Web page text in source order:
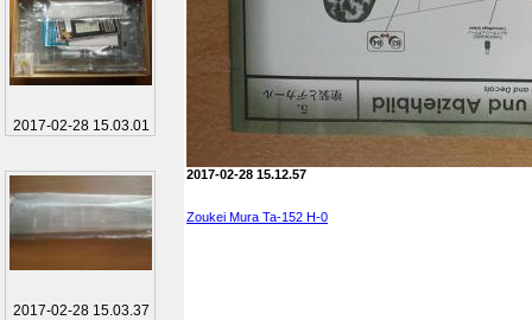
2017-02-28 15.12.57
Zoukei Mura Ta-152 H-0
2017-02-28 15.03.01
2017-02-28 15.03.37